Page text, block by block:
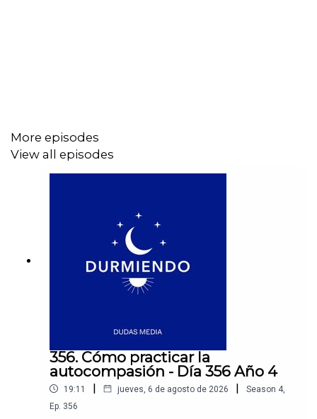
Mereces recibir todo el amor
Si quieres conocer más de Durmiendo Podcast
síguenos en nuestras redes sociales:
https://link.dudasmedia.com/YouTubeDSDO
💙TikTok → https://link.dudasmedia.com/TikTokDSDO
More episodes
View all episodes
356. Cómo practicar la
autocompasión - Día 356 Año 4
19:11 | jueves, 6 de agosto de 2026 | Season 4,
Ep. 356